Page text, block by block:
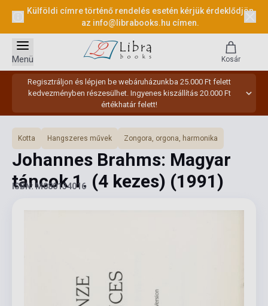
Külföldi címre történő rendelés esetén kérjük érdeklődjön
az info@librabooks.hu címen.
Regisztráljon és lépjen be webáruházunkba 25.000 Ft felett
kedvezményben részesülhet. Ingyenes kiszállítás 20.000 Ft
értékhatár felett!
Menü Kosár
Kotta Hangszeres művek Zongora, orgona, harmonika
Johannes Brahms: Magyar
táncok 1. (4 kezes) (1991)
ISBN: M080134016